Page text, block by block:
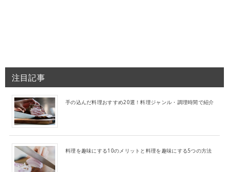
注目記事
手の込んだ料理おすすめ20選！料理ジャンル・調理時間で紹介
料理を趣味にする10のメリットと料理を趣味にする5つの方法